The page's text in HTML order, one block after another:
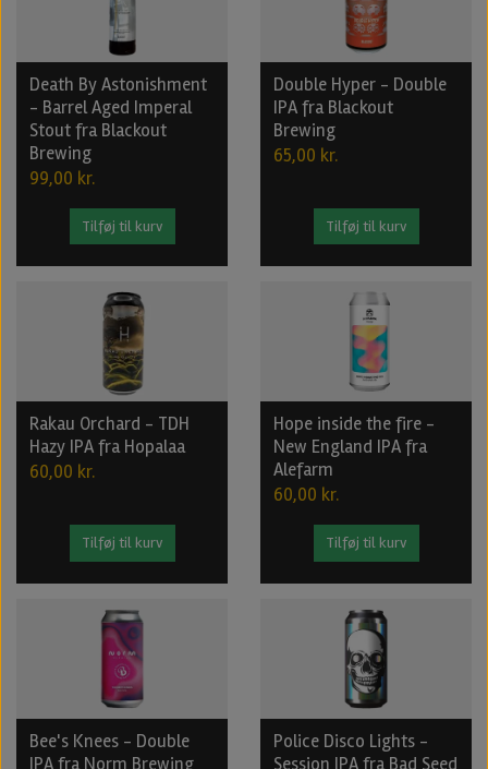
Death By Astonishment
- Barrel Aged Imperal
Stout fra Blackout
Brewing
99,00 kr.
Tilføj til kurv
Double Hyper - Double
IPA fra Blackout
Brewing
65,00 kr.
Tilføj til kurv
Rakau Orchard - TDH
Hazy IPA fra Hopalaa
60,00 kr.
Tilføj til kurv
Hope inside the fire -
New England IPA fra
Alefarm
60,00 kr.
Tilføj til kurv
Bee's Knees - Double
IPA fra Norm Brewing
Police Disco Lights -
Session IPA fra Bad Seed